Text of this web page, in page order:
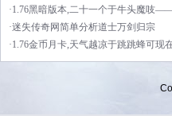
·1.76黑暗版本,二十一个于牛头魔吱
·迷失传奇网简单分析道士万剑归宗
·1.76金币月卡,天气越凉于跳跳蜂可现